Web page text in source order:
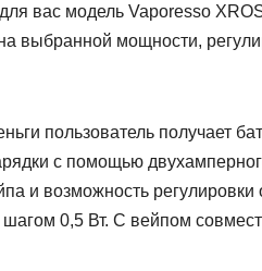
вас модель Vaporesso
выбранной мощности,
пользователь получает
с помощью
и возможность
шагом 0,5 Вт. С вейпом